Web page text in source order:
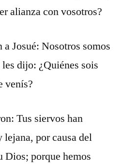
alianza con vosotros?
Josué: Nosotros somos
dijo: ¿Quiénes sois
venís?
Tus siervos han
por causa del
Dios; porque hemos